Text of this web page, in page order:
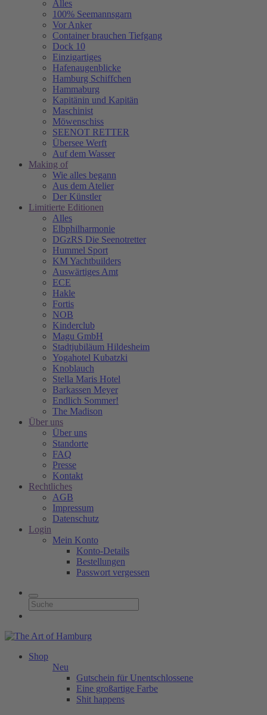
Alles
100% Seemannsgarn
Vor Anker
Container brauchen Tiefgang
Dock 10
Einzigartiges
Hafenaugen­blicke
Hamburg Schiffchen
Hammaburg
Kapitänin und Kapitän
Maschinist
Möwenschiss
SEENOT RETTER
Übersee Werft
Auf dem Wasser
Making of
Wie alles begann
Aus dem Atelier
Der Künstler
Limitierte Editionen
Alles
Elbphilharmonie
DGzRS Die Seenotretter
Hummel Sport
KM Yachtbuilders
Auswärtiges Amt
ECE
Hakle
Fortis
NOB
Kinderclub
Magu GmbH
Stadtjubiläum Hildesheim
Yogahotel Kubatzki
Knoblauch
Stella Maris Hotel
Barkassen Meyer
Endlich Sommer!
The Madison
Über uns
Über uns
Standorte
FAQ
Presse
Kontakt
Rechtliches
AGB
Impressum
Datenschutz
Login
Mein Konto
Konto-Details
Bestellungen
Passwort vergessen
Shop
Neu
Gutschein für Unentschlossene
Eine großartige Farbe
Shit happens